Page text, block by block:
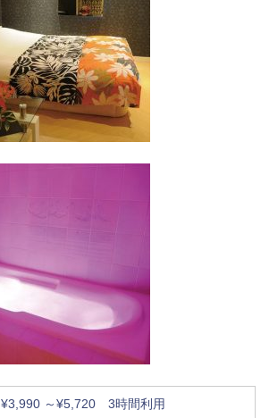
¥3,990 ～¥5,720 3時間利用